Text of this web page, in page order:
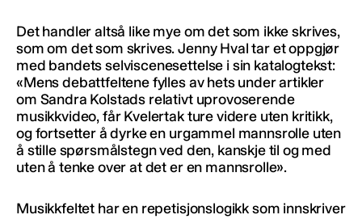
Det handler altså like mye om det som ikke skrives,
som om det som skrives. Jenny Hval tar et oppgjør
med bandets selviscenesettelse i sin katalogtekst:
«Mens debattfeltene fylles av hets under artikler
om Sandra Kolstads relativt uprovoserende
musikkvideo, får Kvelertak ture videre uten kritikk,
og fortsetter å dyrke en urgammel mannsrolle uten
å stille spørsmålstegn ved den, kanskje til og med
uten å tenke over at det er en mannsrolle».
Musikkfeltet har en repetisjonslogikk som innskriver